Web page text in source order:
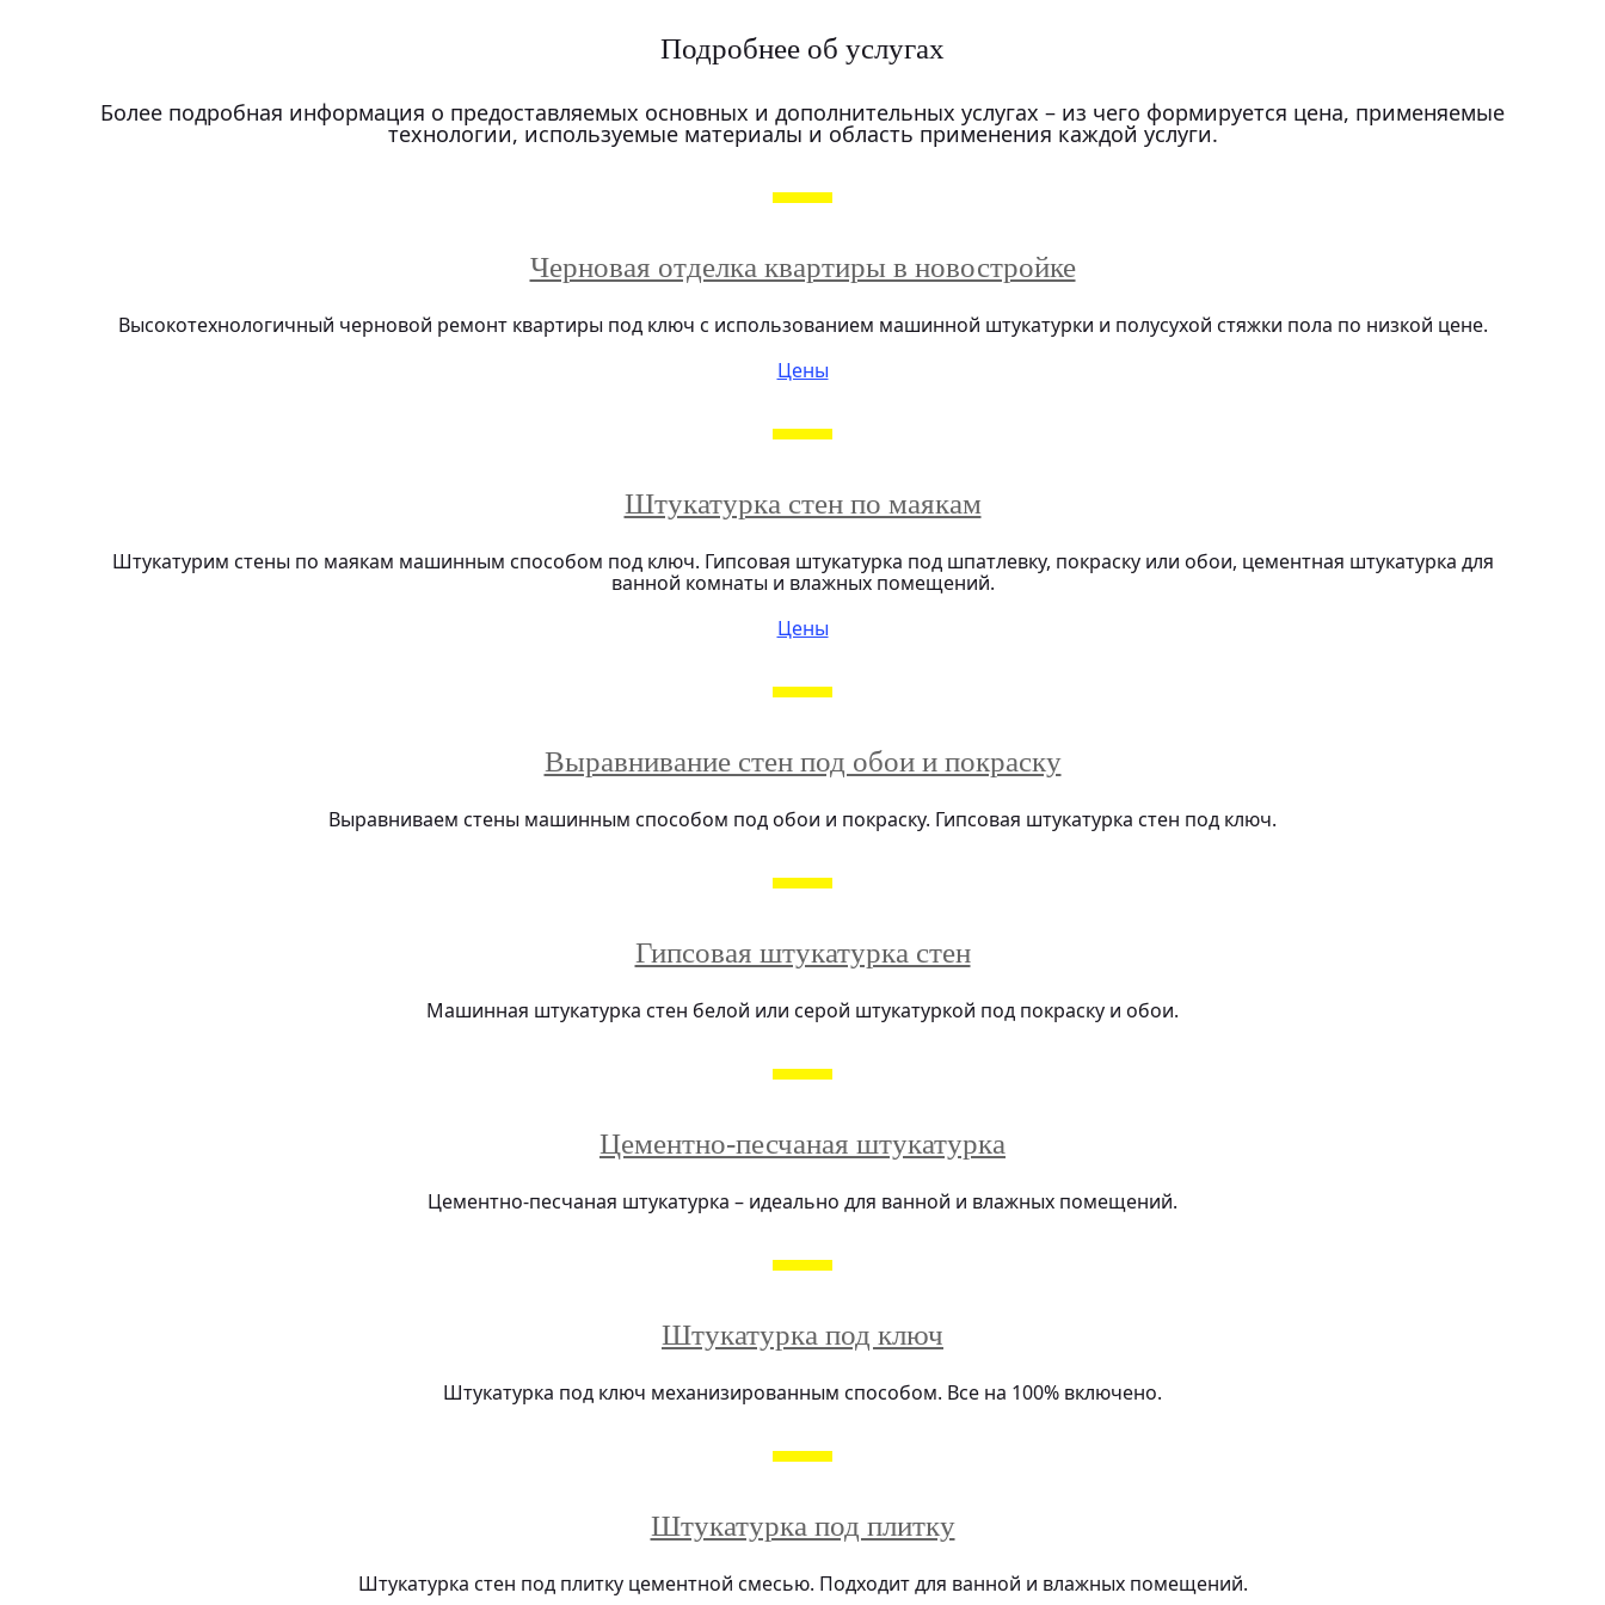
Подробнее об услугах
Более подробная информация о предоставляемых основных и дополнительных услугах – из чего формируется цена, применяемые
технологии, используемые материалы и область применения каждой услуги.
Черновая отделка квартиры в новостройке
Высокотехнологичный черновой ремонт квартиры под ключ с использованием машинной штукатурки и полусухой стяжки пола по низкой цене.
Цены
Штукатурка стен по маякам
Штукатурим стены по маякам машинным способом под ключ. Гипсовая штукатурка под шпатлевку, покраску или обои, цементная штукатурка для
ванной комнаты и влажных помещений.
Цены
Выравнивание стен под обои и покраску
Выравниваем стены машинным способом под обои и покраску. Гипсовая штукатурка стен под ключ.
Гипсовая штукатурка стен
Машинная штукатурка стен белой или серой штукатуркой под покраску и обои.
Цементно-песчаная штукатурка
Цементно-песчаная штукатурка – идеально для ванной и влажных помещений.
Штукатурка под ключ
Штукатурка под ключ механизированным способом. Все на 100% включено.
Штукатурка под плитку
Штукатурка стен под плитку цементной смесью. Подходит для ванной и влажных помещений.